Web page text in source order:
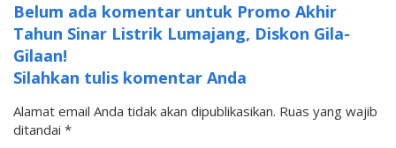
Belum ada komentar untuk Promo Akhir
Tahun Sinar Listrik Lumajang, Diskon Gila-
Gilaan!
Silahkan tulis komentar Anda
Alamat email Anda tidak akan dipublikasikan. Ruas yang wajib
ditandai *